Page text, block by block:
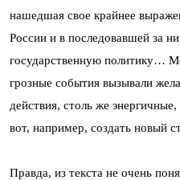
нашедшая свое крайнее
России и в последовавшей за
государственную политику…
грозные события вызывали
действия, столь же
вот, например, создать новый
Правда, из текста не очень